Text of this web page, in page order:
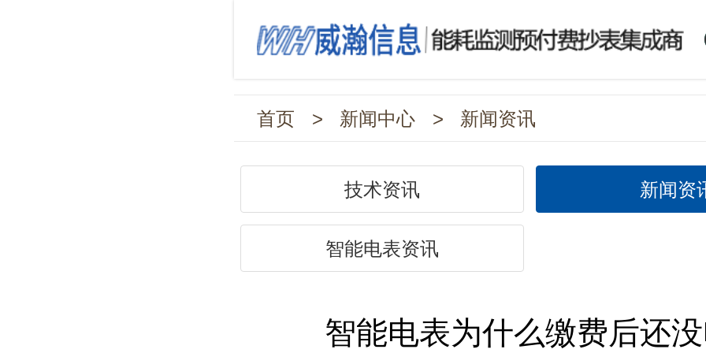
首页 > 新闻中心 > 新闻资讯
技术资讯 新闻资
智能电表资讯
智能电表为什么缴费后还